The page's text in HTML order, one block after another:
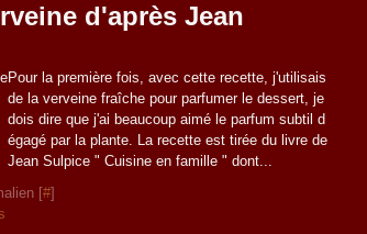
d'après Jean
Pour la première fois, avec cette recette, j'utilisais
de la verveine fraîche pour parfumer le dessert, je
dois dire que j'ai beaucoup aimé le parfum subtil d
égagé par la plante. La recette est tirée du livre de
Jean Sulpice " Cuisine en famille " dont...
[#]